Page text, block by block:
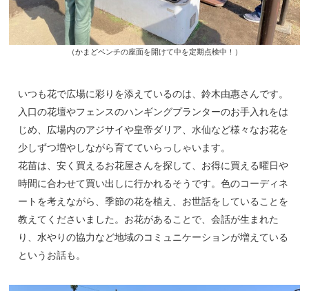
（かまどベンチの座面を開けて中を定期点検中！）
いつも花で広場に彩りを添えているのは、鈴木由惠さんです。
入口の花壇やフェンスのハンギングプランターのお手入れをは
じめ、広場内のアジサイや皇帝ダリア、水仙など様々なお花を
少しずつ増やしながら育てていらっしゃいます。
花苗は、安く買えるお花屋さんを探して、お得に買える曜日や
時間に合わせて買い出しに行かれるそうです。色のコーディネ
ートを考えながら、季節の花を植え、お世話をしていることを
教えてくださいました。お花があることで、会話が生まれた
り、水やりの協力など地域のコミュニケーションが増えている
というお話も。